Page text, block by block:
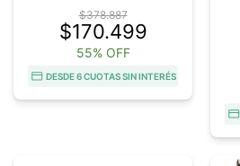
$378.887
$170.499
55% OFF
DESDE 6 CUOTAS SIN INTERÉS